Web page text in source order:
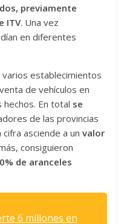
previamente
ITV. Una vez
en diferentes
establecimientos
de vehículos en
hechos. En total se
de las provincias
cifra asciende a unvalor
consiguieron
de aranceles
6 millones en